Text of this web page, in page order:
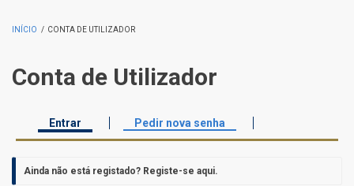
INÍCIO / CONTA DE UTILIZADOR
Conta de Utilizador
Separadores primários
Entrar (separador ativo)Pedir nova senha
Ainda não está registado? Registe-se aqui.